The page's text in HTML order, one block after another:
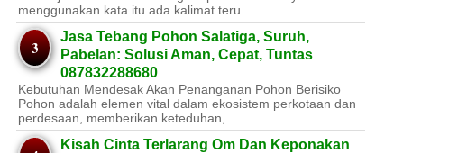
menggunakan kata itu ada kalimat teru...
Jasa Tebang Pohon Salatiga, Suruh,
Pabelan: Solusi Aman, Cepat, Tuntas
087832288680
Kebutuhan Mendesak Akan Penanganan Pohon Berisiko ​
Pohon adalah elemen vital dalam ekosistem perkotaan dan
perdesaan, memberikan keteduhan,...
Kisah Cinta Terlarang Om Dan Keponakan